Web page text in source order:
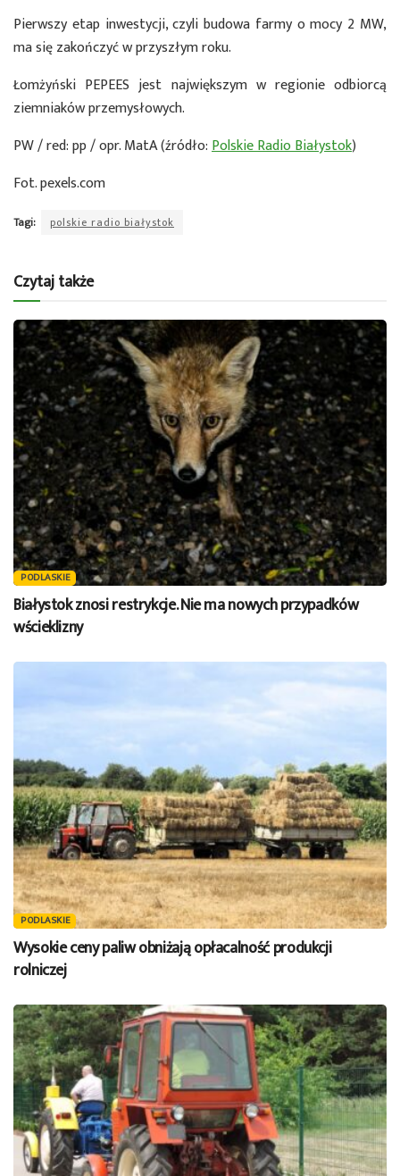
Pierwszy etap inwestycji, czyli budowa farmy o mocy 2 MW,
ma się zakończyć w przyszłym roku.
Łomżyński PEPEES jest największym w regionie odbiorcą
ziemniaków przemysłowych.
PW / red: pp / opr. MatA (źródło:Polskie Radio Białystok)
Fot. pexels.com
Tagi: polskie radio białystok
Czytaj także
PODLASKIE
Białystok znosi restrykcje. Nie ma nowych przypadków
wścieklizny
PODLASKIE
Wysokie ceny paliw obniżają opłacalność produkcji
rolniczej